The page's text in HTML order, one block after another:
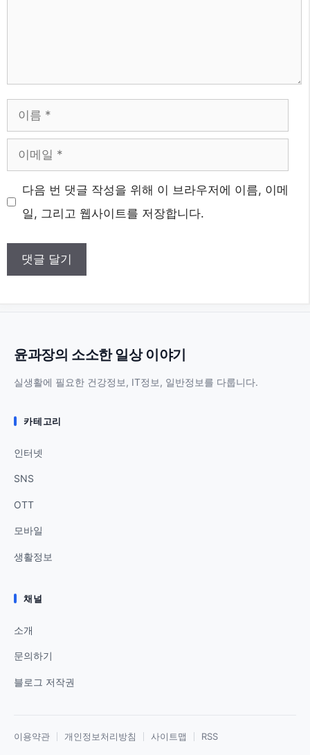
름
메
일 다음 번 댓글 작성을 위해 이 브라우저에 이름, 이메
일, 그리고 웹사이트를 저장합니다.
윤과장의 소소한 일상 이야기
실생활에 필요한 건강정보, IT정보, 일반정보를 다룹니다.
카테고리
인터넷
SNS
OTT
모바일
생활정보
채널
소개
문의하기
블로그 저작권
이용약관 개인정보처리방침 사이트맵 RSS